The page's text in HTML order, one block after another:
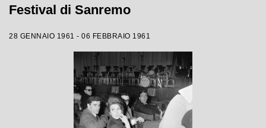
Festival di Sanremo
28 GENNAIO 1961 - 06 FEBBRAIO 1961